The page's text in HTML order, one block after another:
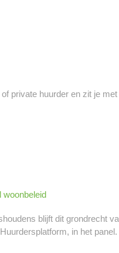
private huurder en zit je
woonbeleid
blijft dit grondrecht
in het panel.